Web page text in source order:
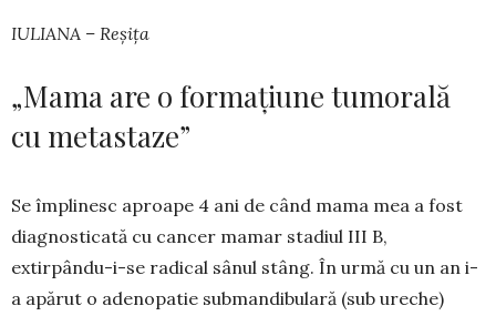
IULIANA – Reșița
„Mama are o formațiune tumorală
cu metastaze”
Se împlinesc aproape 4 ani de când mama mea a fost
diagnosticată cu cancer mamar stadiul III B,
extirpându-i-se radical sânul stâng. În ur­mă cu un an i-
a apărut o adenopatie sub­man­di­bulară (sub ureche)